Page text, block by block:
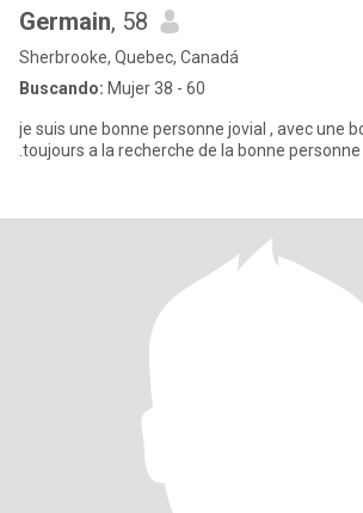
Germain, 58
Sherbrooke, Quebec, Canadá
Buscando: Mujer 38 - 60
je suis une bonne personne jovial , avec une
.toujours a la recherche de la bonne personne